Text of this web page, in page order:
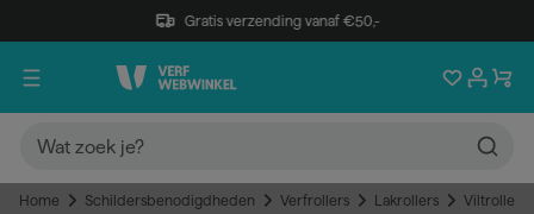
Gratis verzending vanaf €50,-
Home Schildersbenodigdheden Verfrollers Lakrollers Viltrollers